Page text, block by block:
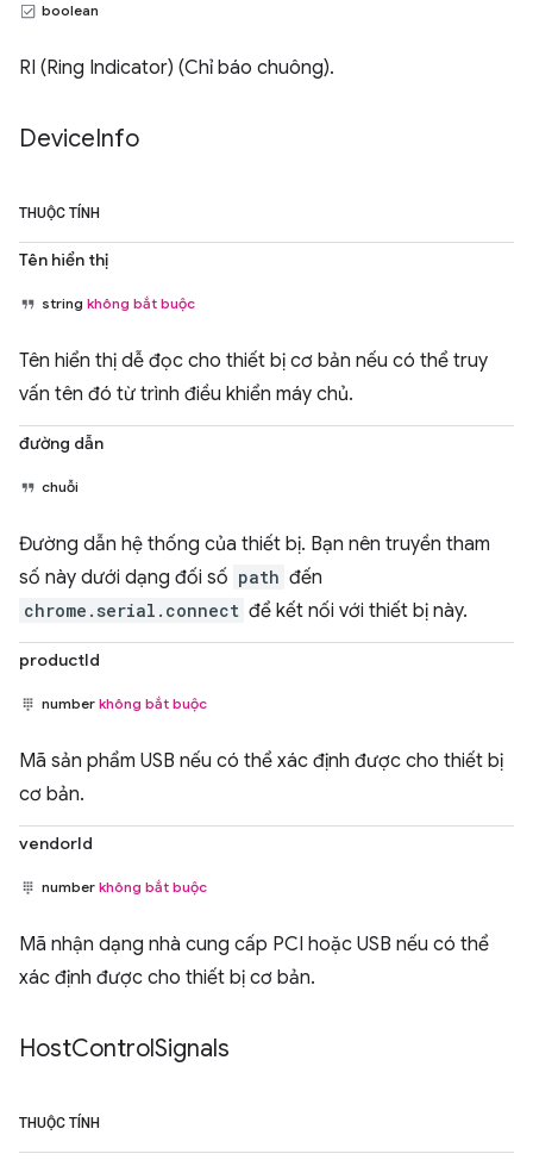
boolean
RI (Ring Indicator) (Chỉ báo chuông).
DeviceInfo
THUỘC TÍNH
Tên hiển thị
string không bắt buộc
Tên hiển thị dễ đọc cho thiết bị cơ bản nếu có thể truy
vấn tên đó từ trình điều khiển máy chủ.
đường dẫn
chuỗi
Đường dẫn hệ thống của thiết bị. Bạn nên truyền tham
số này dưới dạng đối số path đến
chrome.serial.connect để kết nối với thiết bị này.
productId
number không bắt buộc
Mã sản phẩm USB nếu có thể xác định được cho thiết bị
cơ bản.
vendorId
number không bắt buộc
Mã nhận dạng nhà cung cấp PCI hoặc USB nếu có thể
xác định được cho thiết bị cơ bản.
HostControlSignals
THUỘC TÍNH